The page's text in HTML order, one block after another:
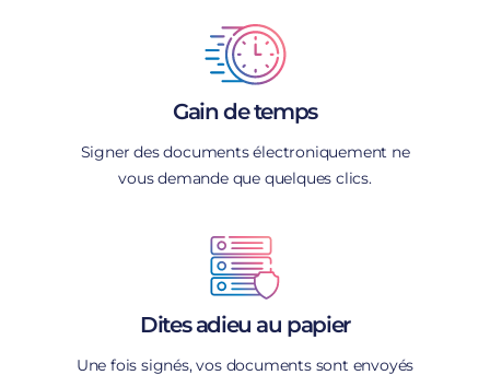
Gain de temps
Signer des documents électroniquement ne
vous demande que quelques clics.
Dites adieu au papier
Une fois signés, vos documents sont envoyés